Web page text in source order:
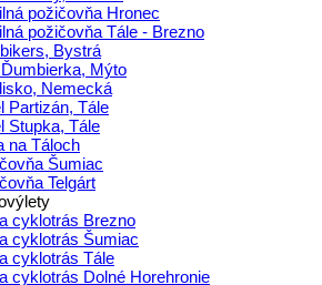
požičovňa Hronec
požičovňa Tále - Brezno
Bystrá
Mýto
Nemecká
Partizán, Tále
Stupka, Tále
na Táloch
Šumiac
Telgárt
cyklotrás Brezno
cyklotrás Šumiac
cyklotrás Tále
cyklotrás Dolné Horehronie